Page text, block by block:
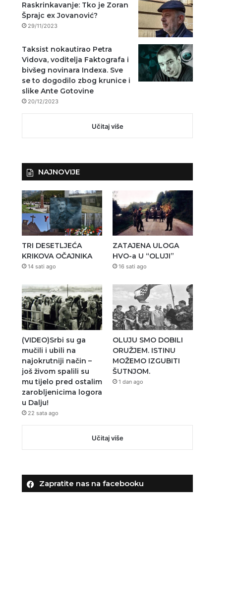
Raskrinkavanje: Tko je Zoran
Šprajc ex Jovanović?
29/11/2023
Taksist nokautirao Petra
Vidova, voditelja Faktografa i
bivšeg novinara Indexa. Sve
se to dogodilo zbog krunice i
slike Ante Gotovine
20/12/2023
Učitaj više
NAJNOVIJE
TRI DESETLJEĆA
KRIKOVA OČAJNIKA
14 sati ago
ZATAJENA ULOGA
HVO-a U “OLUJI”
16 sati ago
(VIDEO)Srbi su ga
mučili i ubili na
najokrutniji način –
još živom spalili su
mu tijelo pred ostalim
zarobljenicima logora
u Dalju!
22 sata ago
OLUJU SMO DOBILI
ORUŽJEM. ISTINU
MOŽEMO IZGUBITI
ŠUTNJOM.
1 dan ago
Učitaj više
Zapratite nas na facebooku